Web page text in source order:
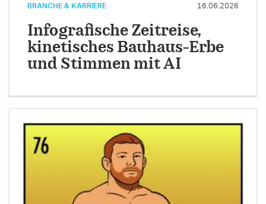
BRANCHE & KARRIERE 16.06.2026
Infografische Zeitreise,
kinetisches Bauhaus-Erbe
und Stimmen mit AI